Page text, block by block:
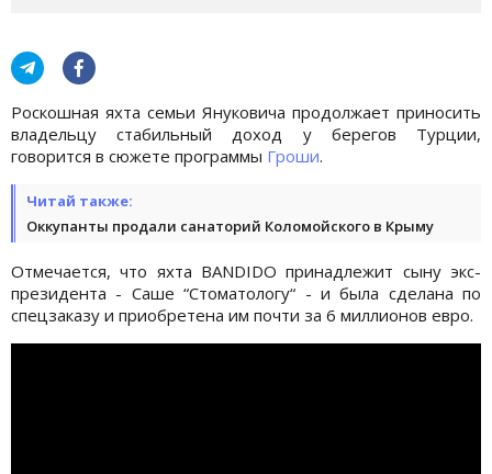
Роскошная яхта семьи Януковича продолжает приносить
владельцу стабильный доход у берегов Турции,
говорится в сюжете программы Гроши.
Читай также:
Оккупанты продали санаторий Коломойского в Крыму
Отмечается, что яхта BANDIDO принадлежит сыну экс-
президента - Саше “Стоматологу“ - и была сделана по
спецзаказу и приобретена им почти за 6 миллионов евро.